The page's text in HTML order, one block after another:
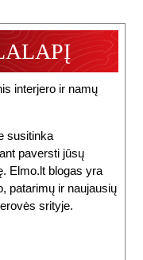
interjero ir namų
susitinka
paversti jūsų
Elmo.lt blogas yra
patarimų ir naujausių
srityje.